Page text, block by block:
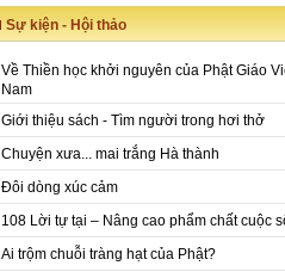
Sự kiện - Hội thảo
Về Thiền học khởi nguyên của Phật Giáo
Nam
Giới thiệu sách - Tìm người trong hơi thở
Chuyện xưa... mai trắng Hà thành
Đôi dòng xúc cảm
108 Lời tự tại – Nâng cao phẩm chất cuộc
Ai trộm chuỗi tràng hạt của Phật?